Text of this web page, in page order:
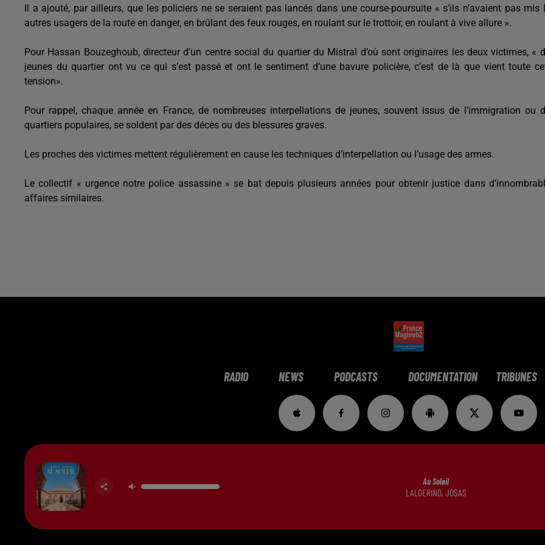
Il a ajouté, par ailleurs, que les policiers ne se seraient pas lancés dans une course-poursuite « s’ils n’avaient pas mis
autres usagers de la route en danger, en brûlant des feux rouges, en roulant sur le trottoir, en roulant à vive allure ».
Pour Hassan Bouzeghoub, directeur d’un centre social du quartier du Mistral d’où sont originaires les deux victimes, «
jeunes du quartier ont vu ce qui s’est passé et ont le sentiment d’une bavure policière, c’est de là que vient toute
tension».
Pour rappel, chaque année en France, de nombreuses interpellations de jeunes, souvent issus de l’immigration ou
quartiers populaires, se soldent par des décès ou des blessures graves.
Les proches des victimes mettent régulièrement en cause les techniques d’interpellation ou l’usage des armes.
Le collectif « urgence notre police assassine » se bat depuis plusieurs années pour obtenir justice dans
affaires similaires.
RADIO NEWS PODCASTS DOCUMENTATION TRIBUNES
Au Soleil
LALGERINO, JOSAS